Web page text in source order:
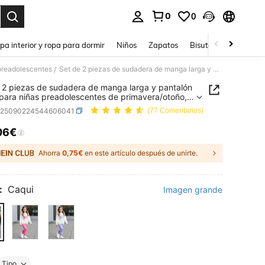
0 0
interior y ropa para dormir Niños Zapatos Bisutería Y
/ Set de 2 piezas de sudadera de manga larga y pantalón cargo para niñas preadolescentes de primavera/otoño, con estampado de mariposa y letras, informal, cómodo, de moda
2 piezas de sudadera de manga larga y pantalón
niñas preadolescentes de primavera/otoño,
de mariposa y letras, informal, cómodo,
(77 Comentarios)
AND AVAILABILITY
Ahorra 0,75€ en este artículo después de unirte.
Caqui Imagen grande